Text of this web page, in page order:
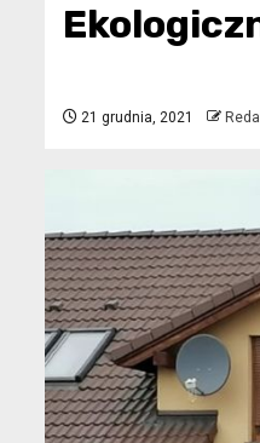
21 grudnia, 2021